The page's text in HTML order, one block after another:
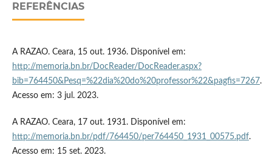
REFERÊNCIAS
A RAZAO. Ceara, 15 out. 1936. Disponível em:
http://memoria.bn.br/DocReader/DocReader.aspx?
bib=764450&Pesq=%22dia%20do%20professor%22&pagfis=7267.
Acesso em: 3 jul. 2023.
A RAZAO. Ceara, 17 out. 1931. Disponível em:
http://memoria.bn.br/pdf/764450/per764450_1931_00575.pdf.
Acesso em: 15 set. 2023.